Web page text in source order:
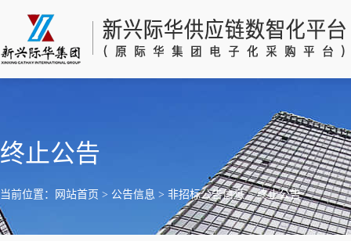
终止公告
当前位置： 网站首页 > 公告信息 > 非招标公告信息>终止公告